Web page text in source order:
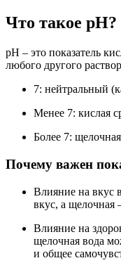
Что такое pH?
pH – это показатель
любого другого
7: нейтральный
Менее 7: кислая
Более 7:
Почему важен
Влияние на вкус
вкус, а щелочная
Влияние на
щелочная вода
и общее